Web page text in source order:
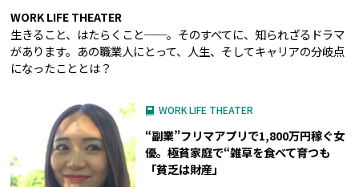
WORK LIFE THEATER
生きること、はたらくこと──。そのすべてに、知られざるドラマ
があります。あの職業人にとって、人生、そしてキャリアの分岐点
になったこととは？
WORK LIFE THEATER
“副業”フリマアプリで1,800万円稼ぐ女
優。極貧家庭で“雑草を食べて育つも
「貧乏は財産」